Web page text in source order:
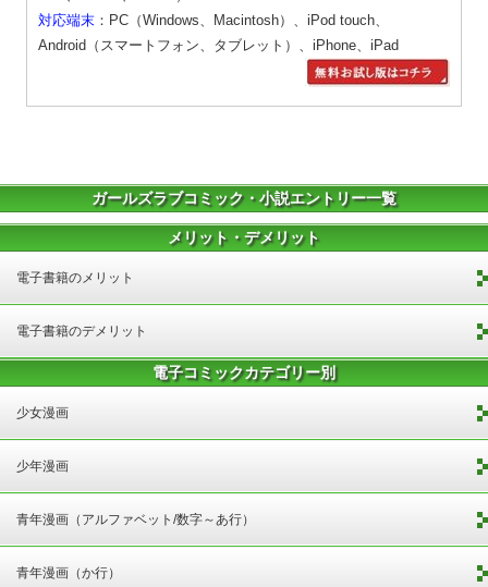
対応端末 ：PC（Windows、Macintosh）、iPod touch、
Android（スマートフォン、タブレット）、iPhone、iPad
ガールズラブコミック・小説エントリー一覧
メリット・デメリット
電子書籍のメリット
電子書籍のデメリット
電子コミックカテゴリー別
少女漫画
少年漫画
青年漫画（アルファベット/数字～あ行）
青年漫画（か行）